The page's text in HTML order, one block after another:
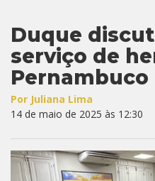
Duque
serviço de
Pernambuco
Por Juliana Lima
14 de maio de 2025 às 12:30